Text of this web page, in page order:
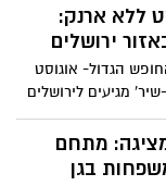
ללא ארנק:
ירושלים
הגדול- אוגוסט
מגיעים לירושלים
במהלך חודש
אוגוסט 15-16/8, 22-23/8, 29-30/8 פעילות
מציגה: מתחם
בגן